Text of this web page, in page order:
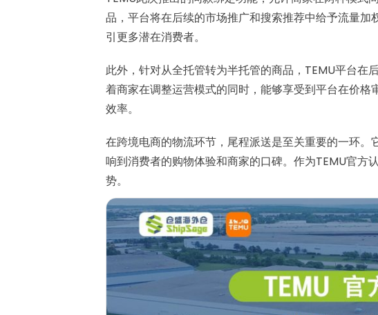
品，平台将在后续的市场推广和搜索推荐中给予流量
引更多潜在消费者。
此外，针对从全托管转为半托管的商品，TEMU平台在
着商家在调整运营模式的同时，能够享受到平台在价
效率。
在跨境电商的物流环节，尾程派送是至关重要的一环
响到消费者的购物体验和商家的口碑。作为TEMU官方
势。